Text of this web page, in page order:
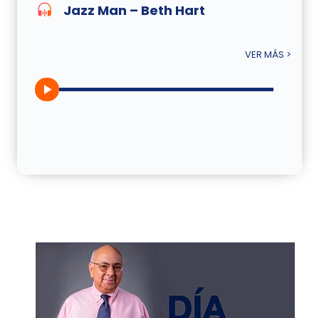
Jazz Man – Beth Hart
VER MÁS >